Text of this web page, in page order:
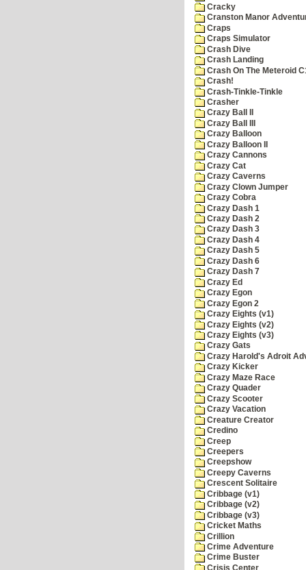
Cracky
Cranston Manor
Craps
Craps Simulator
Crash Dive
Crash Landing
Crash On The Meteroid
Crash!
Crash-Tinkle-Tinkle
Crasher
Crazy Ball II
Crazy Ball III
Crazy Balloon
Crazy Balloon II
Crazy Cannons
Crazy Cat
Crazy Caverns
Crazy Clown Jumper
Crazy Cobra
Crazy Dash 1
Crazy Dash 2
Crazy Dash 3
Crazy Dash 4
Crazy Dash 5
Crazy Dash 6
Crazy Dash 7
Crazy Ed
Crazy Egon
Crazy Egon 2
Crazy Eights (v1)
Crazy Eights (v2)
Crazy Eights (v3)
Crazy Gats
Crazy Harold's Adroit
Crazy Kicker
Crazy Maze Race
Crazy Quader
Crazy Scooter
Crazy Vacation
Creature Creator
Credino
Creep
Creepers
Creepshow
Creepy Caverns
Crescent Solitaire
Cribbage (v1)
Cribbage (v2)
Cribbage (v3)
Cricket Maths
Crillion
Crime Adventure
Crime Buster
Crisis Center